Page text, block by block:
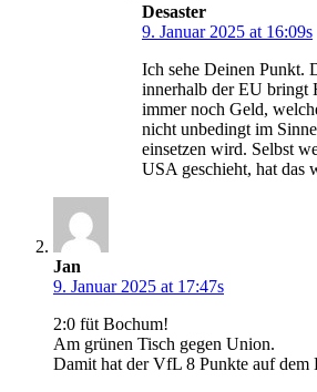
Desaster
9. Januar 2025 at 16:09s
Ich sehe Deinen Punkt.
innerhalb der EU bringt
immer noch Geld,
nicht unbedingt im
einsetzen wird. Selbst
USA geschieht, hat das
Jan
9. Januar 2025 at 17:47s
2:0 füt Bochum!
Am grünen Tisch gegen Union.
Damit hat der VfL 8 Punkte auf dem